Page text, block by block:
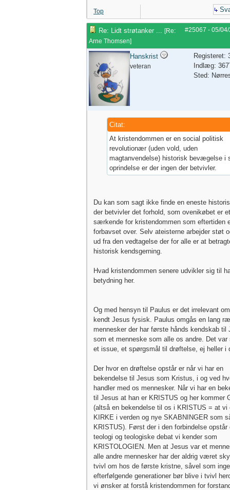
Top
#25067 - 05/
Re: Lidt strøtanker ... [Re:
Arne Thomsen]
Hanskrist
veteran
Registeret:
Indlæg:
Sted:
Citat:
At kristendommen er en social politisk
revolutionær (uden vold, uden
magtanvendelse) historisk bevægelse i
oprindelse er der ingen der betvivler.
Du kan som sagt ikke finde en eneste
der betvivler det forhold, som ovenikøbet er et
særkende for kristendommen som eftertiden
forbavset over. Selv ateisterne arbejder støt
ud fra den vedtagelse der for alle er at
historisk kendsgerning.
Hvad kristendommen senere udvikler sig til
betydning her.
Og med hensyn til Paulus er det irrelevant
kendt Jesus fysisk. Paulus omgås en lang
mennesker der har første hånds kendskab til
som et menneske som alle os andre. Det var
et issue, et spørgsmål til drøftelse, ej heller i
Der hvor en drøftelse opstår er når vi har en
bekendelse til Jesus som Kristus, i og ved
handler med os mennesker. Når vi har en
til Jesus at han er KRISTUS og her kommer
(altså en bekendelse til os i KRISTUS = at vi
KIRKE i verden og nye SKABNINGER som
KRISTUS). Først der i den forbindelse opstår
teologi og teologiske debat vi kender som
KRISTOLOGIEN. Men at Jesus var et
alle andre mennesker har der aldrig været
tvivl om hos de første kristne, såvel som
efterfølgende generationer bør blive i tvivl
vi ønsker at forstå kristendommen for